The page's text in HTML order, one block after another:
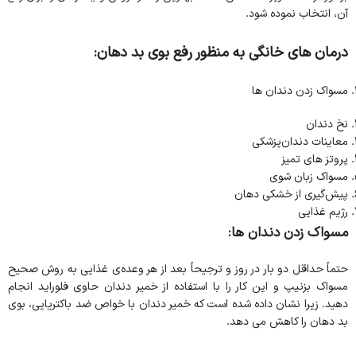
آن، انتخاب نموده شود.
درمان های خانگی به منظور رفع بوی بد دهان:
مسواک زدن دندان ها
نخ دندان
معاینات دندان‌پزشکی
پروتز های تمیز
مسواک زبان شوی
پیش‌گیری از خشکی دهان
رژیم غذایی
مسواک زدن دندان ها:
حتماً حداقل دو بار در روز و ترجیحاً بعد از هر وعده‌ی غذایی به روش صحیح
مسواک بزنیپ و این کار را با استفاده از خمیر دندان حاوی فلوراید انجام
دهید. زیرا نشان داده شده است که خمیر دندان با خواص ضد باکتریایی، بوی
بد دهان را کاهش می دهد.